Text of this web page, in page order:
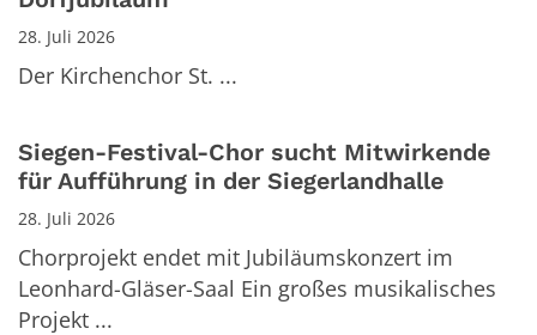
28. Juli 2026
Der Kirchenchor St. ...
Siegen-Festival-Chor sucht Mitwirkende
für Aufführung in der Siegerlandhalle
28. Juli 2026
Chorprojekt endet mit Jubiläumskonzert im
Leonhard-Gläser-Saal Ein großes musikalisches
Projekt ...